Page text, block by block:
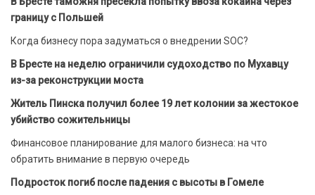
границу с Польшей
Когда бизнесу пора задуматься о внедрении SOC?
В Бресте на неделю ограничили судоходство по Мухавцу
из-за реконструкции моста
Житель Пинска получил более 19 лет колонии за жестокое
убийство сожительницы
Финансовое планирование для малого бизнеса: на что
обратить внимание в первую очередь
Подросток погиб после падения с высоты в Гомеле